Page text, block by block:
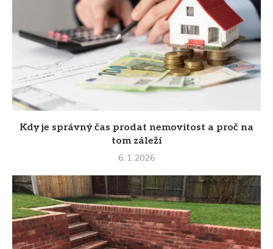
Kdy je správný čas prodat nemovitost a proč na
tom záleží
6. 1. 2026